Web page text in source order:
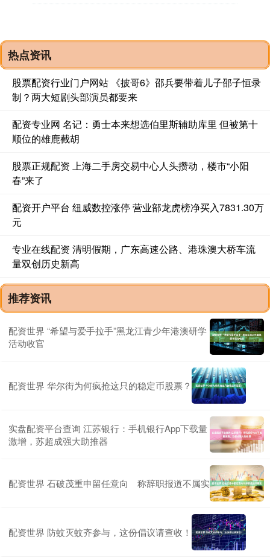
热点资讯
股票配资行业门户网站 《披哥6》邵兵要带着儿子邵子恒录
制？两大短剧头部演员都要来
配资专业网 名记：勇士本来想选伯里斯辅助库里 但被第十
顺位的雄鹿截胡
股票正规配资 上海二手房交易中心人头攒动，楼市“小阳
春”来了
配资开户平台 纽威数控涨停 营业部龙虎榜净买入7831.30万
元
专业在线配资 清明假期，广东高速公路、港珠澳大桥车流
量双创历史新高
推荐资讯
配资世界 “希望与爱手拉手”黑龙江青少年港澳研学
活动收官
配资世界 华尔街为何疯抢这只的稳定币股票？
实盘配资平台查询 江苏银行：手机银行App下载量
激增，苏超成强大助推器
配资世界 石破茂重申留任意向 称辞职报道不属实
配资世界 防蚊灭蚊齐参与，这份倡议请查收！